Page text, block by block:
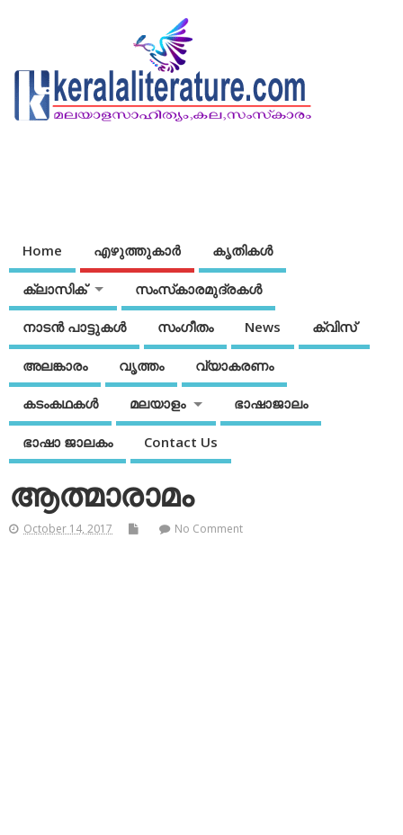
Home എഴുത്തുകാര്‍ കൃതികൾ
ക്ലാസിക് സംസ്‌കാരമുദ്രകള്‍
നാടന്‍ പാട്ടുകള്‍ സംഗീതം News ക്വിസ്
അലങ്കാരം വൃത്തം വ്യാകരണം
കടംകഥകള്‍ മലയാളം ഭാഷാജാലം
ഭാഷാ ജാലകം Contact Us
ആത്മാരാമം
October 14, 2017 No Comment